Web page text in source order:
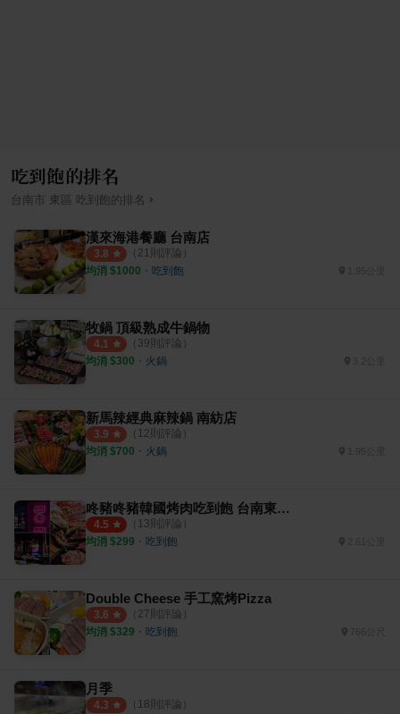
吃到飽的排名
台南市 東區 吃到飽的排名 ›
漢來海港餐廳 台南店
3.8 （ 21 則評論）
均消 $1000 ・ 吃到飽 1.95公里
牧鍋 頂級熟成牛鍋物
4.1 （ 39則評論）
均消 $300 ・ 火鍋
新馬辣經典麻辣鍋 南紡店
3.9 （ 12則評論）
均消 $700 ・ 火鍋 1.95公里
咚豬咚豬韓國烤肉吃到飽 台南東區店
4.5 （ 13則評論）
均消 $299 ・ 吃到飽
Double Cheese 手工窯烤Pizza
3.6 （ 27則評論）
均消 $329 ・ 吃到飽
月季
4.3 （ 18則評論）